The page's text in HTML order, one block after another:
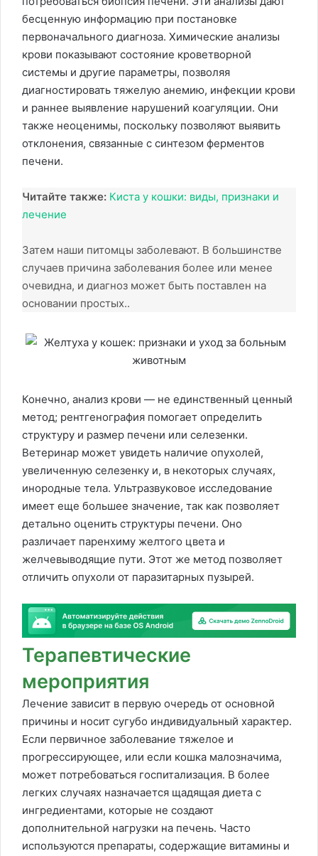
бесценную информацию при постановке
первоначального диагноза. Химические анализы
крови показывают состояние кроветворной
системы и другие параметры, позволяя
диагностировать тяжелую анемию, инфекции крови
и раннее выявление нарушений коагуляции. Они
также неоценимы, поскольку позволяют выявить
отклонения, связанные с синтезом ферментов
печени.
Читайте также: Киста у кошки: виды, признаки и
лечение
Затем наши питомцы заболевают. В большинстве
случаев причина заболевания более или менее
очевидна, и диагноз может быть поставлен на
основании простых..
Конечно, анализ крови — не единственный ценный
метод; рентгенография помогает определить
структуру и размер печени или селезенки.
Ветеринар может увидеть наличие опухолей,
увеличенную селезенку и, в некоторых случаях,
инородные тела. Ультразвуковое исследование
имеет еще большее значение, так как позволяет
детально оценить структуры печени. Оно
различает паренхиму желтого цвета и
желчевыводящие пути. Этот же метод позволяет
отличить опухоли от паразитарных пузырей.
Терапевтические
мероприятия
Лечение зависит в первую очередь от основной
причины и носит сугубо индивидуальный характер.
Если первичное заболевание тяжелое и
прогрессирующее, или если кошка малозначима,
может потребоваться госпитализация. В более
легких случаях назначается щадящая диета с
ингредиентами, которые не создают
дополнительной нагрузки на печень. Часто
используются препараты, содержащие витамины и